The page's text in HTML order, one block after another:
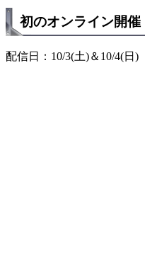
初のオンライン開催
配信日：10/3(土)＆10/4(日)